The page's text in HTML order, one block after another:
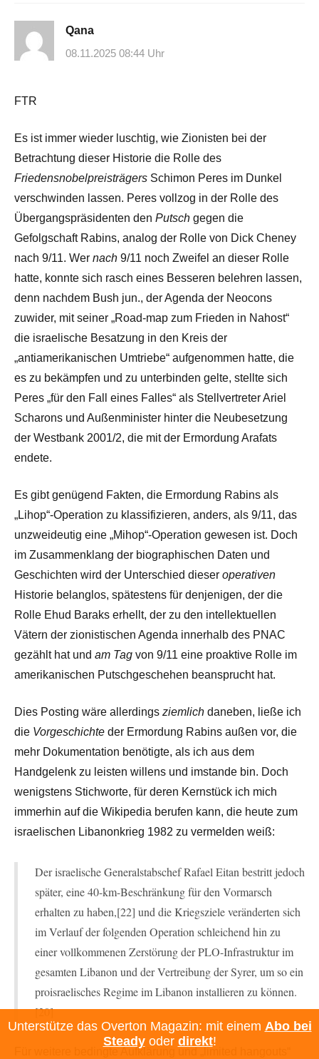
Qana
08.11.2025 08:44 Uhr
FTR
Es ist immer wieder luschtig, wie Zionisten bei der
Betrachtung dieser Historie die Rolle des
Friedensnobelpreisträgers Schimon Peres im Dunkel
verschwinden lassen. Peres vollzog in der Rolle des
Übergangspräsidenten den Putsch gegen die
Gefolgschaft Rabins, analog der Rolle von Dick Cheney
nach 9/11. Wer nach 9/11 noch Zweifel an dieser Rolle
hatte, konnte sich rasch eines Besseren belehren lassen,
denn nachdem Bush jun., der Agenda der Neocons
zuwider, mit seiner „Road-map zum Frieden in Nahost“
die israelische Besatzung in den Kreis der
„antiamerikanischen Umtriebe“ aufgenommen hatte, die
es zu bekämpfen und zu unterbinden gelte, stellte sich
Peres „für den Fall eines Falles“ als Stellvertreter Ariel
Scharons und Außenminister hinter die Neubesetzung
der Westbank 2001/2, die mit der Ermordung Arafats
endete.
Es gibt genügend Fakten, die Ermordung Rabins als
„Lihop“-Operation zu klassifizieren, anders, als 9/11, das
unzweideutig eine „Mihop“-Operation gewesen ist. Doch
im Zusammenklang der biographischen Daten und
Geschichten wird der Unterschied dieser operativen
Historie belanglos, spätestens für denjenigen, der die
Rolle Ehud Baraks erhellt, der zu den intellektuellen
Vätern der zionistischen Agenda innerhalb des PNAC
gezählt hat und am Tag von 9/11 eine proaktive Rolle im
amerikanischen Putschgeschehen beansprucht hat.
Dies Posting wäre allerdings ziemlich daneben, ließe ich
die Vorgeschichte der Ermordung Rabins außen vor, die
mehr Dokumentation benötigte, als ich aus dem
Handgelenk zu leisten willens und imstande bin. Doch
wenigstens Stichworte, für deren Kernstück ich mich
immerhin auf die Wikipedia berufen kann, die heute zum
israelischen Libanonkrieg 1982 zu vermelden weiß:
Der israelische Generalstabschef Rafael Eitan bestritt jedoch
später, eine 40-km-Beschränkung für den Vormarsch
erhalten zu haben,[22] und die Kriegsziele veränderten sich
im Verlauf der folgenden Operation schleichend hin zu
einer vollkommenen Zerstörung der PLO-Infrastruktur im
gesamten Libanon und der Vertreibung der Syrer, um so ein
proisraelisches Regime im Libanon installieren zu können.
[20]
Für weitere bedingte Aufklärung und „limited hangouts“
Unterstütze das Overton Magazin: mit einem Abo bei
Steadyoder direkt!